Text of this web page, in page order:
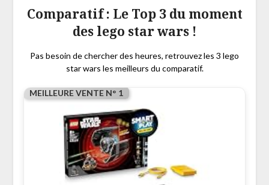
Comparatif : Le Top 3 du moment
des lego star wars !
Pas besoin de chercher des heures, retrouvez les 3 lego
star wars les meilleurs du comparatif.
MEILLEURE VENTE N° 1